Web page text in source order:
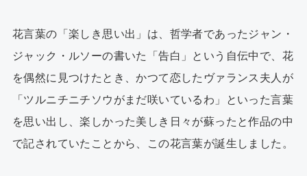
花言葉の「楽しき思い出」は、哲学者であったジャン・
ジャック・ルソーの書いた「告白」という自伝中で、花
を偶然に見つけたとき、かつて恋したヴァランス夫人が
「ツルニチニチソウがまだ咲いているわ」といった言葉
を思い出し、楽しかった美しき日々が蘇ったと作品の中
で記されていたことから、この花言葉が誕生しました。